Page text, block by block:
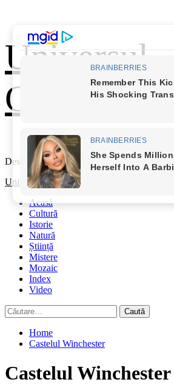
content
Universul
Cunoașterii
Descoperă Lumea
Primary
Universul Cunoașterii
Acasă
Cultură
Istorie
Natură
Știință
Mistere
Mozaic
Index
Video
Caută
după:
Home
Castelul Winchester
Castelul Winchester